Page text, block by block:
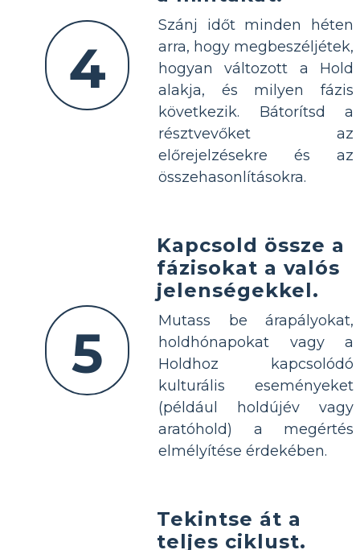
4
Szánj időt minden héten
arra, hogy megbeszéljétek,
hogyan változott a Hold
alakja, és milyen fázis
következik. Bátorítsd a
résztvevőket az
előrejelzésekre és az
összehasonlításokra.
5
Kapcsold össze a
fázisokat a valós
jelenségekkel.
Mutass be árapályokat,
holdhónapokat vagy a
Holdhoz kapcsolódó
kulturális eseményeket
(például holdújév vagy
aratóhold) a megértés
elmélyítése érdekében.
Tekintse át a
teljes ciklust.